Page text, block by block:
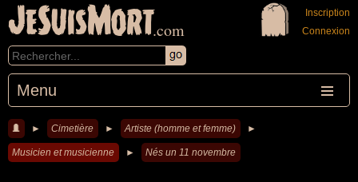
JeSuisMort.com
Menu
Inscription
Connexion
► Cimetière ► Artiste (homme et femme) ►
Musicien et musicienne ► Nés un 11 novembre